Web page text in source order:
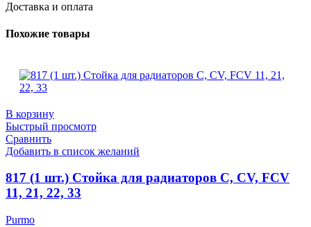
Доставка и оплата
Похожие товары
В корзину
Быстрый просмотр
Сравнить
Добавить в список желаний
817 (1 шт.) Стойка для радиаторов C, CV, FCV
11, 21, 22, 33
Purmo